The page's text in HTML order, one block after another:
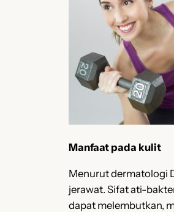
Manfaat pada kulit
Menurut dermatologi
jerawat. Sifat ati-
dapat melembutkan,